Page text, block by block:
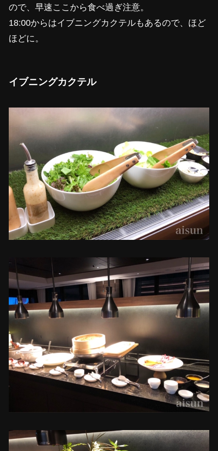
ので、早速ここから食べ過ぎ注意。
18:00からはイブニングカクテルもあるので、ほど
ほどに。
イブニングカクテル